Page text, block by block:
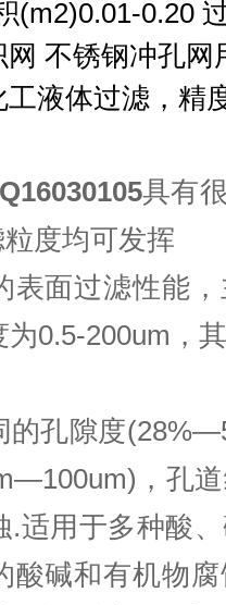
(m2)0.01-0.20
不锈钢冲孔网
液体过滤，精
具有
度均可发挥
表面过滤性能
0.5-200um，
的孔隙度
，孔
.适用于多种酸
酸碱和有机物